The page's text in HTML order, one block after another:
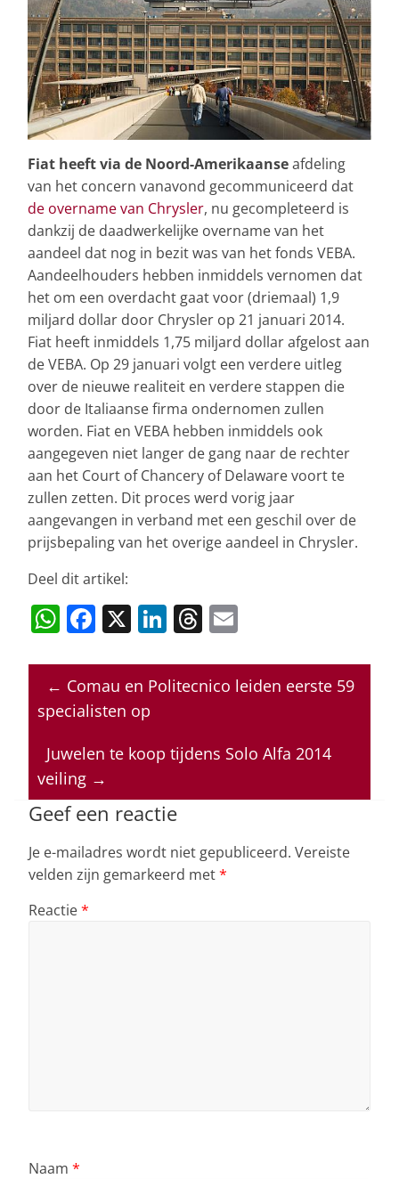
Fiat heeft via de Noord-Amerikaanseafdeling
van het concern vanavond gecommuniceerd dat
de overname van Chrysler, nu gecompleteerd is
dankzij de daadwerkelijke overname van het
aandeel dat nog in bezit was van het fonds VEBA.
Aandeelhouders hebben inmiddels vernomen dat
het om een overdacht gaat voor (driemaal) 1,9
miljard dollar door Chrysler op 21 januari 2014.
Fiat heeft inmiddels 1,75 miljard dollar afgelost aan
de VEBA. Op 29 januari volgt een verdere uitleg
over de nieuwe realiteit en verdere stappen die
door de Italiaanse firma ondernomen zullen
worden. Fiat en VEBA hebben inmiddels ook
aangegeven niet langer de gang naar de rechter
aan het Court of Chancery of Delaware voort te
zullen zetten. Dit proces werd vorig jaar
aangevangen in verband met een geschil over de
prijsbepaling van het overige aandeel in Chrysler.
Deel dit artikel:
W
at
s
p
p
F
c
e
o
o
k
X Li
k
e
n
T
re
a
s
ai
l
← Comau en Politecnico leiden eerste 59
specialisten op
Juwelen te koop tijdens Solo Alfa 2014
veiling →
Geef een reactie
Je e-mailadres wordt niet gepubliceerd. Vereiste
velden zijn gemarkeerd met*
Reactie*
Naam *